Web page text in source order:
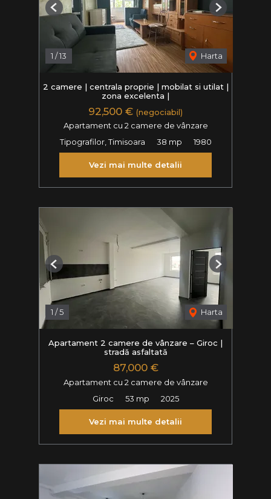
1 /13 Harta
Previous Next
2 camere | centrala proprie | mobilat si utilat |
zona excelenta |
92,500 € (negociabil)
Apartament cu 2 camere de vânzare
Tipografilor, Timisoara
38 mp 1980
Vezi mai multe detalii
1 /5 Harta
Previous Next
Apartament 2 camere de vânzare – Giroc |
stradă asfaltată
87,000 €
Apartament cu 2 camere de vânzare
Giroc
53 mp 2025
Vezi mai multe detalii